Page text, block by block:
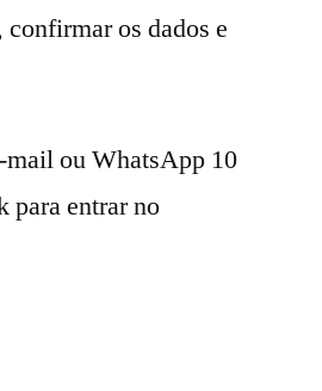
os dados e
mail ou WhatsApp 10
para entrar no